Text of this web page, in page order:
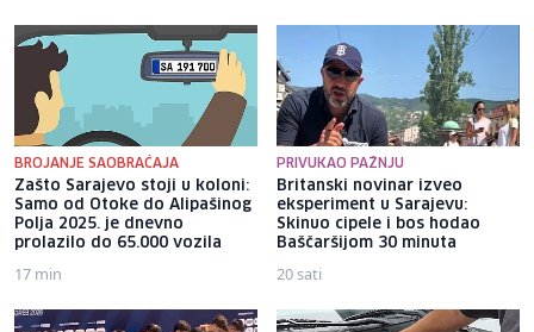
BROJANJE SAOBRAĆAJA
Zašto Sarajevo stoji u koloni:
Samo od Otoke do Alipašinog
Polja 2025. je dnevno
prolazilo do 65.000 vozila
17 min
PRIVUKAO PAŽNJU
Britanski novinar izveo
eksperiment u Sarajevu:
Skinuo cipele i bos hodao
Baščaršijom 30 minuta
20 sati